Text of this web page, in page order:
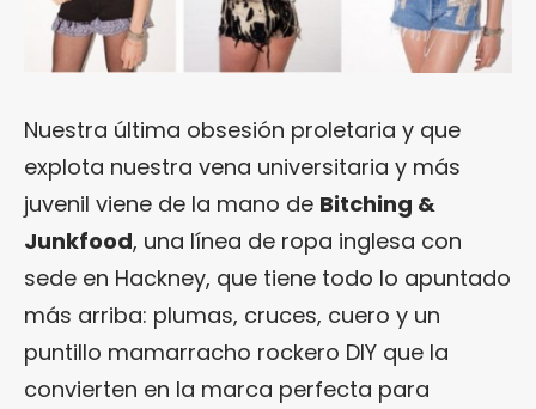
Nuestra última obsesión proletaria y que
explota nuestra vena universitaria y más
juvenil viene de la mano de Bitching &
Junkfood, una línea de ropa inglesa con
sede en Hackney, que tiene todo lo apuntado
más arriba: plumas, cruces, cuero y un
puntillo mamarracho rockero DIY que la
convierten en la marca perfecta para